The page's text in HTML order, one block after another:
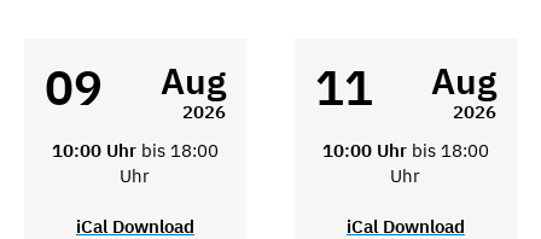
09 Aug
2026
10:00 Uhr bis 18:00
Uhr
iCal Download
11 Aug
2026
10:00 Uhr bis 18:00
Uhr
iCal Download